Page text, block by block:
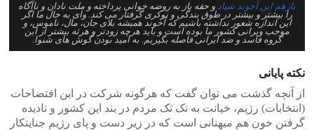
بازهم این آخوند شیاد و حقه باز به روضه خوانی پرداخته و ملت نادان و ناآگاه
را بیشتر و بیشتر در طوق بندگی و نوکری گرفتار می کند. وای به حال ما اگر
این اندازه شعور نداشته باشیم که آخوند همیشه بلای جان، مال، ناموس، و
موجب ویرانی کشور ما بوده است و باید هرچه زودتر و هرثه بیشتر از این
گروه فاسد و ضد ایرانی فاصله بگیریم. به امید بودن گوش های شنوا.
نکته پایانی
از آنچه گذشت می توان گفت که هرگونه شرکت در این افتضاحات
(انتخابات) رژیم، خیانت به تک تک مردم در بند این کشور و نادیده
گرفتن خون هم میهنانی است که در زیر دست و پای رژیم جنایتکار